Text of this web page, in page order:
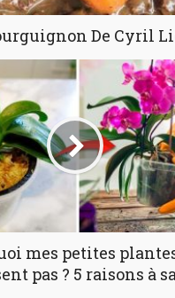
De Cyril
mes petites
pas ? 5 raisons à